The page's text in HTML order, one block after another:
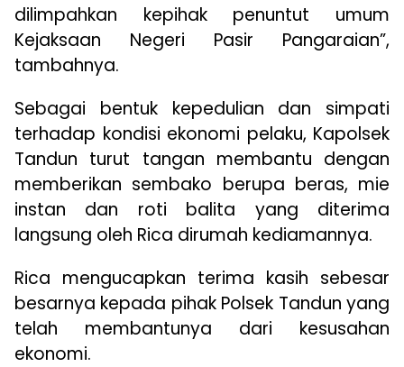
dilimpahkan kepihak penuntut umum
Kejaksaan Negeri Pasir Pangaraian”,
tambahnya.
Sebagai bentuk kepedulian dan simpati
terhadap kondisi ekonomi pelaku, Kapolsek
Tandun turut tangan membantu dengan
memberikan sembako berupa beras, mie
instan dan roti balita yang diterima
langsung oleh Rica dirumah kediamannya.
Rica mengucapkan terima kasih sebesar
besarnya kepada pihak Polsek Tandun yang
telah membantunya dari kesusahan
ekonomi.